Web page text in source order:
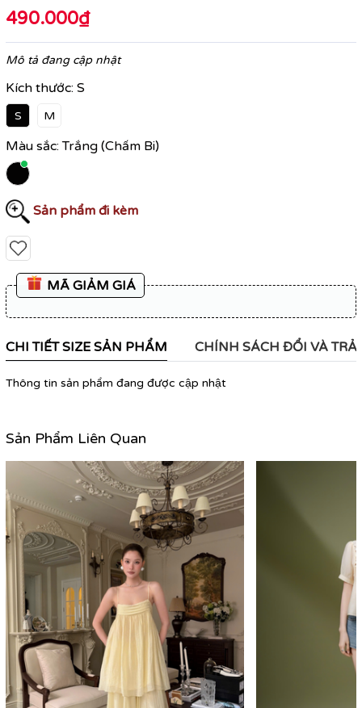
490.000₫
Mô tả đang cập nhật
Kích thước: S
S M
Màu sắc:Trắng (Chấm Bi)
Sản phẩm đi kèm
MÃ GIẢM GIÁ
CHI TIẾT SIZE SẢN PHẨM CHÍNH SÁCH ĐỔI VÀ TRẢ
Thông tin sản phẩm đang được cập nhật
Sản Phẩm Liên Quan